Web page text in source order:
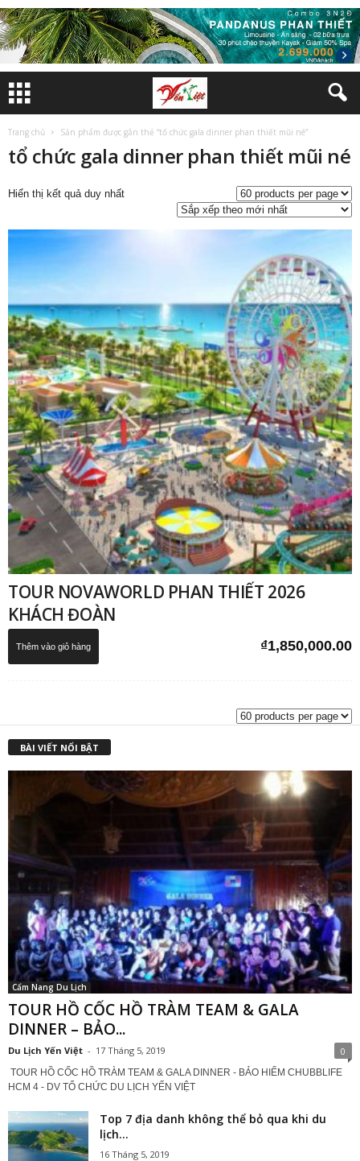
Trang chủ Sản phẩm được gắn thẻ “tổ chức gala dinner phan thiết mũi né”
tổ chức gala dinner phan thiết mũi né
Hiển thị kết quả duy nhất
TOUR NOVAWORLD PHAN THIẾT 2026
KHÁCH ĐOÀN
₫1,850,000.00
Thêm vào giỏ hàng
BÀI VIẾT NỔI BẬT
Cẩm Nang Du Lịch
TOUR HỒ CỐC HỒ TRÀM TEAM & GALA
DINNER – BẢO...
Du Lịch Yến Việt - 17 Tháng 5, 2019 0
TOUR HỒ CỐC HỒ TRÀM TEAM & GALA DINNER - BẢO HIỂM CHUBBLIFE
HCM 4 - DV TỔ CHỨC DU LỊCH YẾN VIỆT
Top 7 địa danh không thể bỏ qua khi du
lịch...
16 Tháng 5, 2019